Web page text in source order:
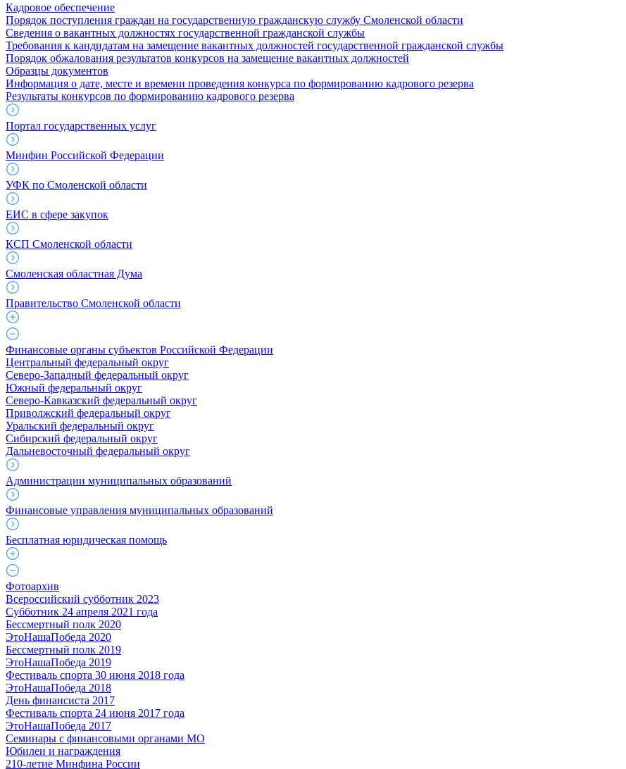
Кадровое обеспечение
Порядок поступления граждан на государственную гражданскую службу Смоленской области
Сведения о вакантных должностях государственной гражданской службы
Требования к кандидатам на замещение вакантных должностей государственной гражданской службы
Порядок обжалования результатов конкурсов на замещение вакантных должностей
Образцы документов
Информация о дате, месте и времени проведения конкурса по формированию кадрового резерва
Результаты конкурсов по формированию кадрового резерва
Портал государственных услуг
Минфин Российской Федерации
УФК по Смоленской области
ЕИС в сфере закупок
КСП Смоленской области
Смоленская областная Дума
Правительство Смоленской области
Финансовые органы субъектов Российской Федерации
Центральный федеральный округ
Северо-Западный федеральный округ
Южный федеральный округ
Северо-Кавказский федеральный округ
Приволжский федеральный округ
Уральский федеральный округ
Сибирский федеральный округ
Дальневосточный федеральный округ
Администрации муниципальных образований
Финансовые управления муниципальных образований
Бесплатная юридическая помощь
Фотоархив
Всероссийский субботник 2023
Субботник 24 апреля 2021 года
Бессмертный полк 2020
ЭтоНашаПобеда 2020
Бессмертный полк 2019
ЭтоНашаПобеда 2019
Фестиваль спорта 30 июня 2018 года
ЭтоНашаПобеда 2018
День финансиста 2017
Фестиваль спорта 24 июня 2017 года
ЭтоНашаПобеда 2017
Семинары с финансовыми органами МО
Юбилеи и награждения
210-летие Минфина России